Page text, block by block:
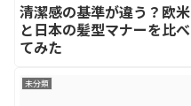
清潔感の基準が違う？欧米
と日本の髪型マナーを比べ
てみた
未分類